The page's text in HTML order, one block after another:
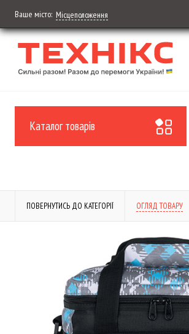
Ваше місто: Місцеположення
Каталог товарів
ПОВЕРНУТИСЬ ДО КАТЕГОРІЇ ОГЛЯД ТОВАРУ